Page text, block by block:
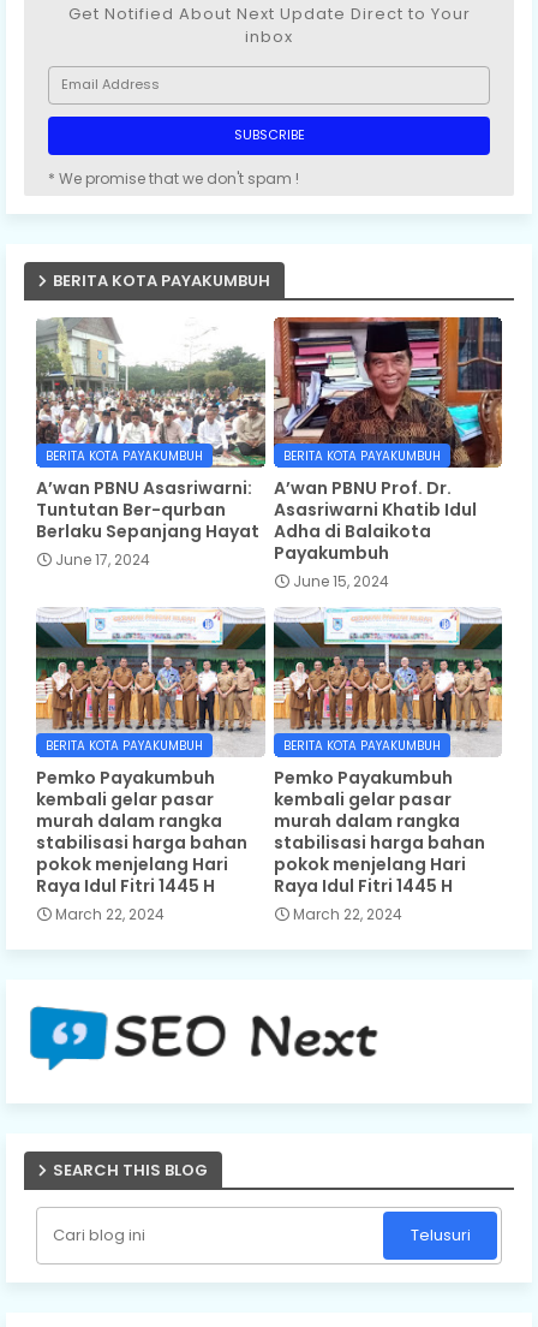
Get Notified About Next Update Direct to Your
inbox
* We promise that we don't spam !
BERITA KOTA PAYAKUMBUH
BERITA KOTA PAYAKUMBUH
A’wan PBNU Asasriwarni:
Tuntutan Ber-qurban
Berlaku Sepanjang Hayat
June 17, 2024
BERITA KOTA PAYAKUMBUH
A’wan PBNU Prof. Dr.
Asasriwarni Khatib Idul
Adha di Balaikota
Payakumbuh
June 15, 2024
BERITA KOTA PAYAKUMBUH
Pemko Payakumbuh
kembali gelar pasar
murah dalam rangka
stabilisasi harga bahan
pokok menjelang Hari
Raya Idul Fitri 1445 H
March 22, 2024
BERITA KOTA PAYAKUMBUH
Pemko Payakumbuh
kembali gelar pasar
murah dalam rangka
stabilisasi harga bahan
pokok menjelang Hari
Raya Idul Fitri 1445 H
March 22, 2024
SEARCH THIS BLOG